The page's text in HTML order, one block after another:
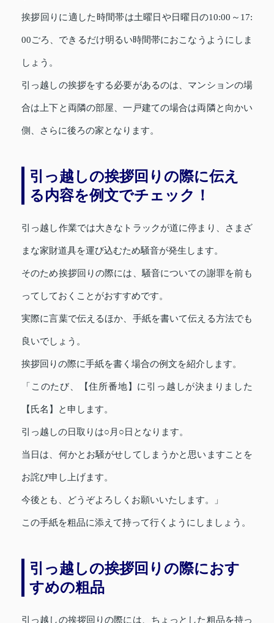
挨拶回りに適した時間帯は土曜日や日曜日の10:00～17:
00ごろ、できるだけ明るい時間帯におこなうようにしま
しょう。
引っ越しの挨拶をする必要があるのは、マンションの場
合は上下と両隣の部屋、一戸建ての場合は両隣と向かい
側、さらに後ろの家となります。
引っ越しの挨拶回りの際に伝え
る内容を例文でチェック！
引っ越し作業では大きなトラックが道に停まり、さまざ
まな家財道具を運び込むため騒音が発生します。
そのため挨拶回りの際には、騒音についての謝罪を前も
ってしておくことがおすすめです。
実際に言葉で伝えるほか、手紙を書いて伝える方法でも
良いでしょう。
挨拶回りの際に手紙を書く場合の例文を紹介します。
「このたび、【住所番地】に引っ越しが決まりました
【氏名】と申します。
引っ越しの日取りは○月○日となります。
当日は、何かとお騒がせしてしまうかと思いますことを
お詫び申し上げます。
今後とも、どうぞよろしくお願いいたします。」
この手紙を粗品に添えて持って行くようにしましょう。
引っ越しの挨拶回りの際におす
すめの粗品
引っ越しの挨拶回りの際には、ちょっとした粗品を持っ